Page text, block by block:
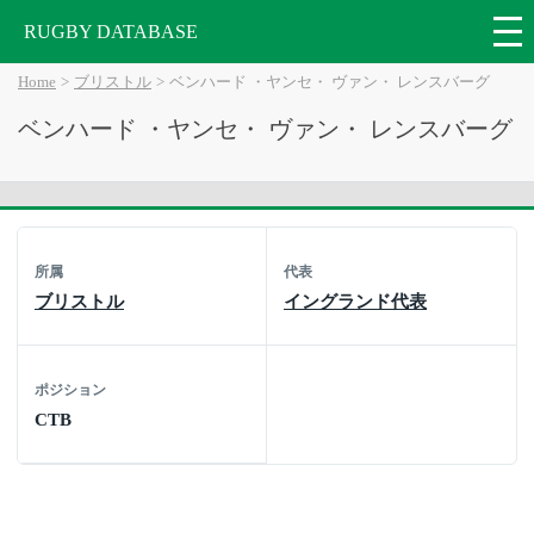
RUGBY DATABASE
Home ブリストル ベンハード ・ヤンセ・ ヴァン・ レンスバーグ
ベンハード ・ヤンセ・ ヴァン・ レンスバーグ
所属
ブリストル
代表
イングランド代表
ポジション
CTB